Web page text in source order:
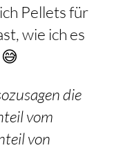
Pellets für
wie ich es
die
vom
von